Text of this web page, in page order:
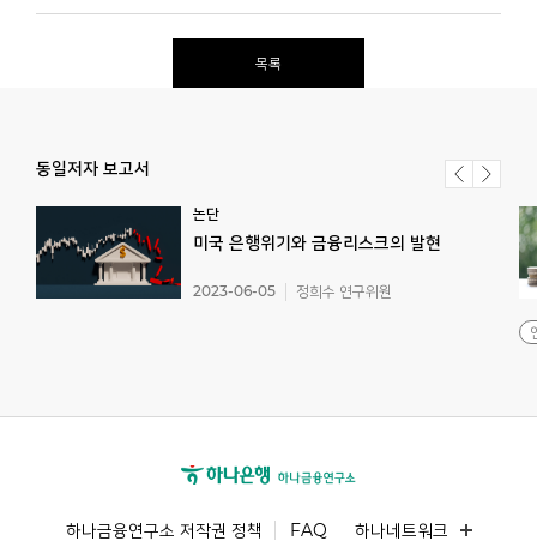
목록
동일저자 보고서
논단
미국 은행위기와 금융리스크의 발현
2023-06-05 정희수 연구위원
하나금융연구소 저작권 정책 FAQ 하나네트워크